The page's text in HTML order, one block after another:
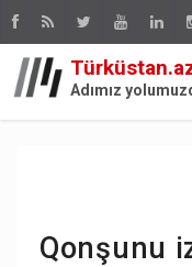
Adımız
Qonşunu